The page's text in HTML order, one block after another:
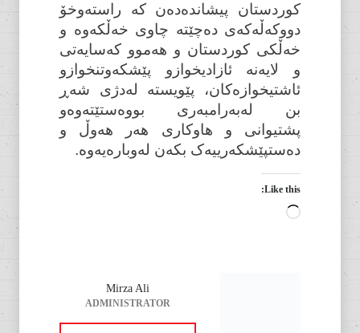
کوردستان پیشاندەدەن کە راستەوخۆ
دووکەڵەکەی دەچێتە چاوی خەڵکەوە و
خەڵکی کوردستان و هەموو کەسایەتی
و لایەنە ئازادیخوازو پێشکەوتنخوازو
ئاشتیخوازەکان، پێویستە لەدژی شەڕ
بن لەبەرامبەری بووەستێتەوەو
پشتیوانی و هاوکاری هەر هەوڵ و
دەستپێشکەرییەک بکەن لەوبارەیەوە.
Like this:
Loading…
Mirza Ali
ADMINISTRATOR